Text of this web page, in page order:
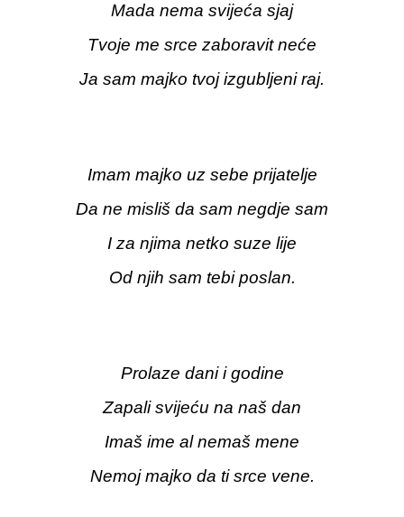
Mada nema svijeća sjaj
Tvoje me srce zaboravit neće
Ja sam majko tvoj izgubljeni raj.
Imam majko uz sebe prijatelje
Da ne misliš da sam negdje sam
I za njima netko suze lije
Od njih sam tebi poslan.
Prolaze dani i godine
Zapali svijeću na naš dan
Imaš ime al nemaš mene
Nemoj majko da ti srce vene.